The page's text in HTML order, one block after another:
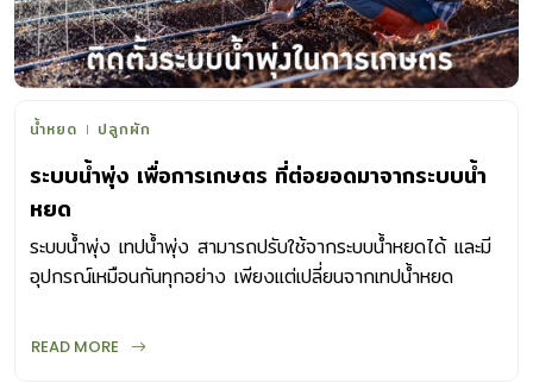
น้ำหยด ปลูกผัก
ระบบน้ำพุ่ง เพื่อการเกษตร ที่ต่อยอดมาจากระบบน้ำ
หยด
ระบบน้ำพุ่ง เทปน้ำพุ่ง สามารถปรับใช้จากระบบน้ำหยดได้ และมี
อุปกรณ์เหมือนกันทุกอย่าง เพียงแต่เปลี่ยนจากเทปน้ำหยด
READ MORE